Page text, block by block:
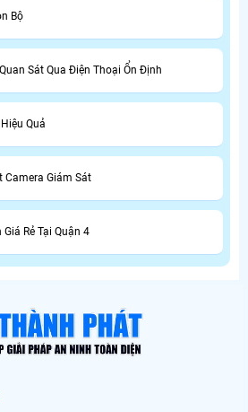
Bộ
Sát Qua Điện Thoại Ổn Định
Quả
Camera Giám Sát
Rẻ Tại Quận 4